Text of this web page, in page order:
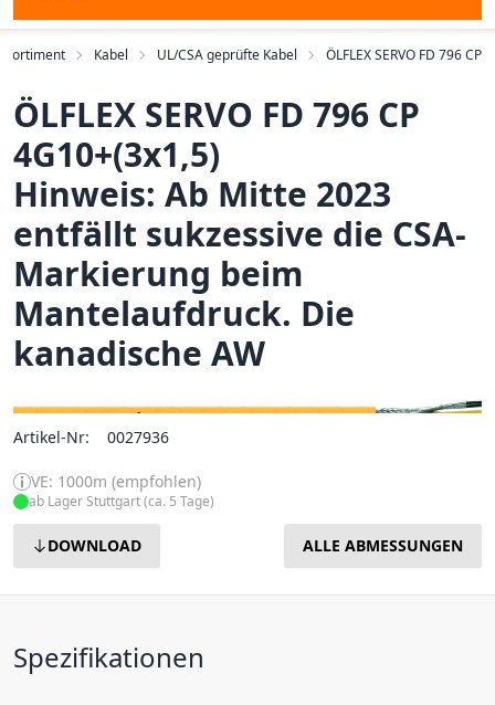
Sortiment Kabel UL/CSA geprüfte Kabel ÖLFLEX SERVO FD 796 CP
ÖLFLEX SERVO FD 796 CP
4G10+(3x1,5)
Hinweis: Ab Mitte 2023
entfällt sukzessive die CSA-
Markierung beim
Mantelaufdruck. Die
kanadische AW
Artikel-Nr: 0027936
VE: 1000m (empfohlen)
ab Lager Stuttgart (ca. 5 Tage)
DOWNLOAD ALLE ABMESSUNGEN
Spezifikationen